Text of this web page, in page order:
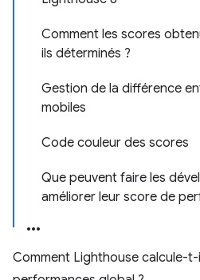
Comment les scores
ils déterminés ?
Gestion de la différence
mobiles
Code couleur des scores
Que peuvent faire les
améliorer leur score de
Comment Lighthouse calcule-